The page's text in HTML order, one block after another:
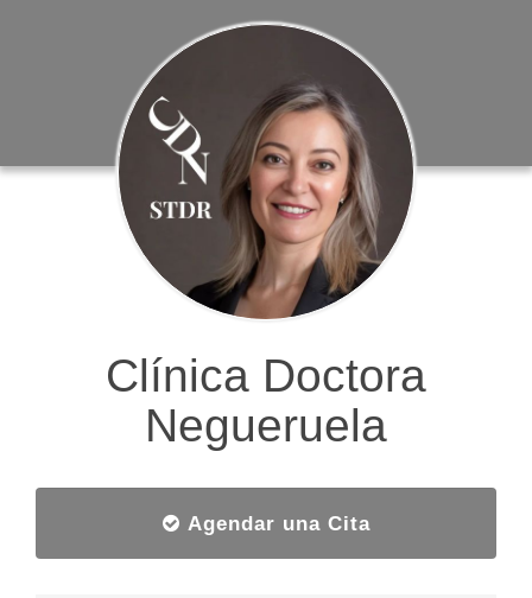
Clínica Doctora
Negueruela
Agendar una Cita